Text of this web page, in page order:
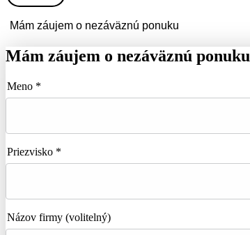
Mám záujem o nezáväznú ponuku
Mám záujem o nezáväznú ponuku
Meno *
Priezvisko *
Názov firmy (volitelný)